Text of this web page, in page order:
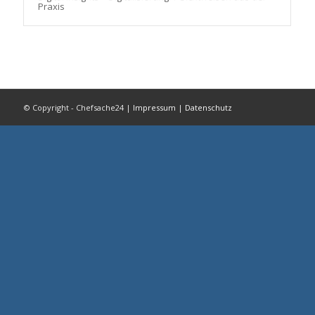
Praxis
© Copyright - Chefsache24 | Impressum | Datenschutz